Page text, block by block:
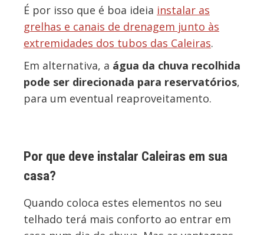
É por isso que é boa ideia instalar as
grelhas e canais de drenagem junto às
extremidades dos tubos das Caleiras.
Em alternativa, a água da chuva recolhida
pode ser direcionada para reservatórios,
para um eventual reaproveitamento.
Por que deve instalar Caleiras em sua
casa?
Quando coloca estes elementos no seu
telhado terá mais conforto ao entrar em